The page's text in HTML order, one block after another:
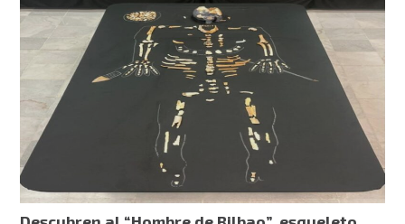
había
en
su
interior?
Estudian
momia
de
gato
hallada
en
Egipto